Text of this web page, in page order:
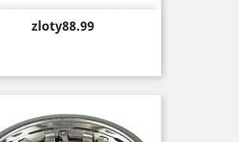
Price
zloty88.99